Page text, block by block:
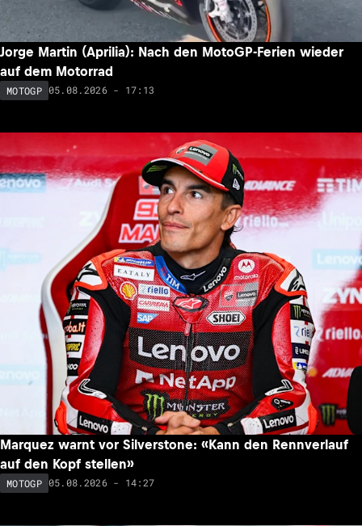
Jorge Martin (Aprilia): Nach den MotoGP-Ferien wieder
auf dem Motorrad
MOTOGP 05.08.2026 - 17:13
Marquez warnt vor Silverstone: «Kann den Rennverlauf
auf den Kopf stellen»
MOTOGP 05.08.2026 - 14:27